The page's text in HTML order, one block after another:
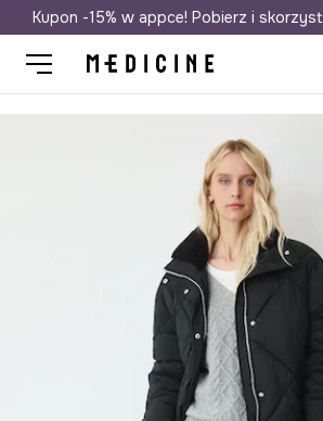
Darmowa dostawa do
Kupon -15% w appce! Pobierz i